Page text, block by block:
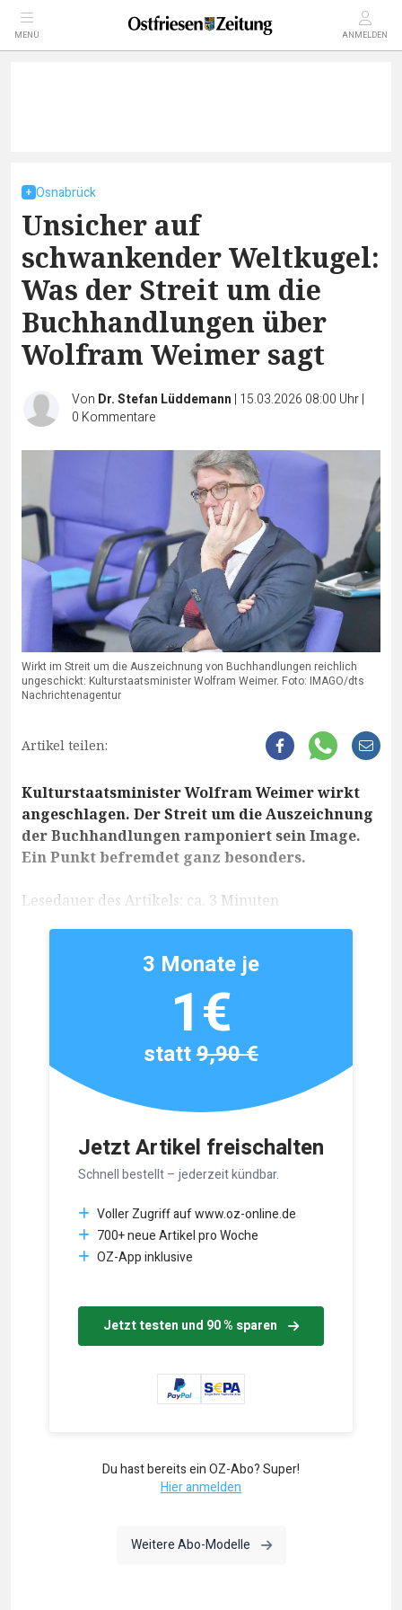
MENÜ ANMELDEN
Osnabrück
Unsicher auf
schwankender Weltkugel:
Was der Streit um die
Buchhandlungen über
Wolfram Weimer sagt
Von Dr. Stefan Lüddemann | 15.03.2026 08:00 Uhr|
0 Kommentare
Wirkt im Streit um die Auszeichnung von Buchhandlungen reichlich
ungeschickt: Kulturstaatsminister Wolfram Weimer. Foto: IMAGO/dts
Nachrichtenagentur
Artikel teilen:
Kulturstaatsminister Wolfram Weimer wirkt
angeschlagen. Der Streit um die Auszeichnung
der Buchhandlungen ramponiert sein Image.
Ein Punkt befremdet ganz besonders.
Lesedauer des Artikels: ca. 3 Minuten
Jetzt Artikel freischalten
Schnell bestellt – jederzeit kündbar.
Voller Zugriff auf www.oz-online.de
700+ neue Artikel pro Woche
OZ-App inklusive
Jetzt testen und 90 % sparen
3 Monate je
1€
statt9,90 €
Du hast bereits ein OZ-Abo? Super!
Hier anmelden
Weitere Abo-Modelle